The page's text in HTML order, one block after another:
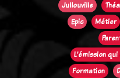
Jullouville
Epic
Métier
L’émission
Formation